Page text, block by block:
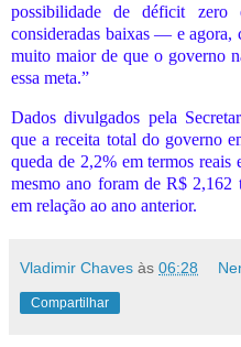
possibilidade de déficit
consideradas baixas — e agora,
muito maior de que o governo
essa meta.”
Dados divulgados pela
que a receita total do governo
queda de 2,2% em termos reais
mesmo ano foram de R$
em relação ao ano anterior.
Vladimir Chaves às 06:28
Compartilhar